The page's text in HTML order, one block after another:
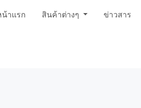
น้าแรก สินค้าต่างๆ ข่าวสาร